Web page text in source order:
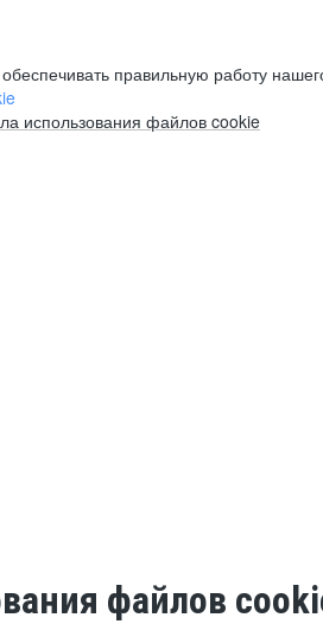
правильную работу
использования файлов cookie
файлов